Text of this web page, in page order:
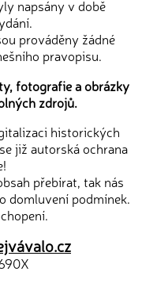
napsány v době
prováděny žádné
pravopisu.
fotografie a obrázky
zdrojů.
historických
již autorská ochrana
přebírat, tak nás
domluvení podmínek.